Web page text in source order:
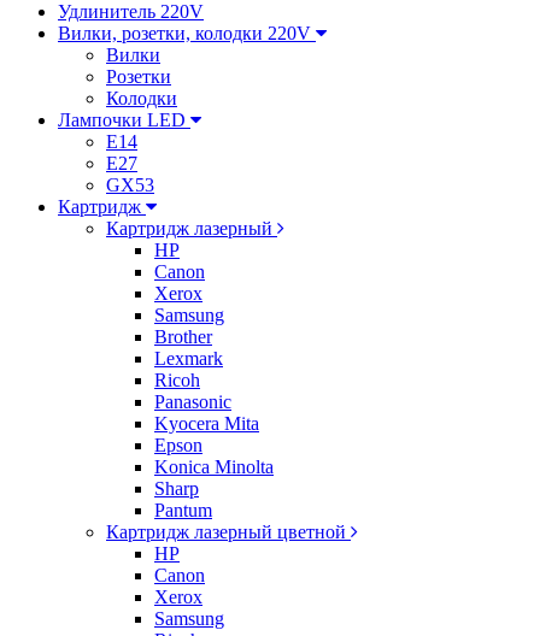
Удлинитель 220V
Вилки, розетки, колодки 220V
Вилки
Розетки
Колодки
Лампочки LED
E14
E27
GX53
Картридж
Картридж лазерный
HP
Canon
Xerox
Samsung
Brother
Lexmark
Ricoh
Panasonic
Kyocera Mita
Epson
Konica Minolta
Sharp
Pantum
Картридж лазерный цветной
HP
Canon
Xerox
Samsung